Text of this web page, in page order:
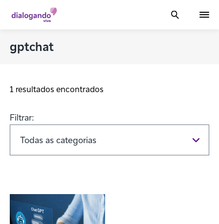
gptchat
1 resultados encontrados
Filtrar: